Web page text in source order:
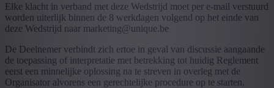
Elke klacht in verband met deze Wedstrijd moet per e-mail verstuurd
worden uiterlijk binnen de 8 werkdagen volgend op het einde van
deze Wedstrijd naar marketing@unique.be
De Deelnemer verbindt zich ertoe in geval van discussie aangaande
de toepassing of interpretatie met betrekking tot huidig Reglement
eerst een minnelijke oplossing na te streven in overleg met de
Organisator alvorens een gerechtelijke procedure op te starten.